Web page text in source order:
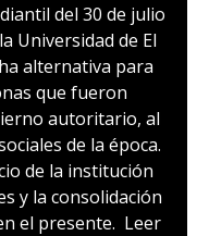
del 30 de julio
Universidad de El
alternativa para
que fueron
autoritario, al
de la época.
de la institución
y la consolidación
el presente. Leer